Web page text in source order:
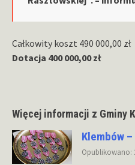
Całkowity koszt 490 000,00 zł
Dotacja 400 000,00 zł
Więcej informacji z Gminy
Klembów
Opublikowano: